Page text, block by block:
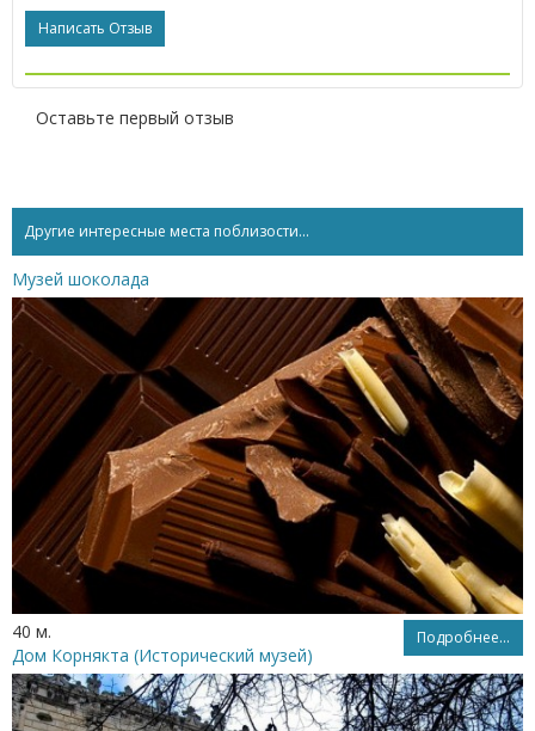
Написать Отзыв
Оставьте первый отзыв
Другие интересные места поблизости...
Музей шоколада
40 м. Подробнее...
Дом Корнякта (Исторический музей)